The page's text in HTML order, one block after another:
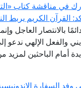
في مناقشة كتاب
القرآن الكريم يربط
بالانتصار العاجل
والفعل الإلهي ندعو
أمام الباحثين
وفد السفارة